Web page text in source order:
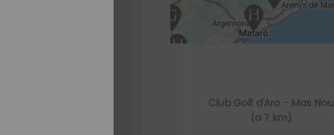
Club Golf d'Aro - Mas Nou
(a 7 km)